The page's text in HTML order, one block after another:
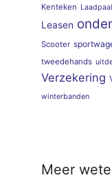
Kenteken Laadpaal
Leasen
Scooter
tweedehands
Verzekering
winterbanden
Meer